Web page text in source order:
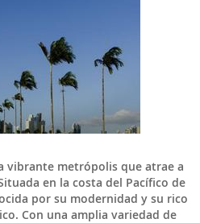
vibrante metrópolis que atrae a
en la costa del Pacífico de
por su modernidad y su rico
Con una amplia variedad de